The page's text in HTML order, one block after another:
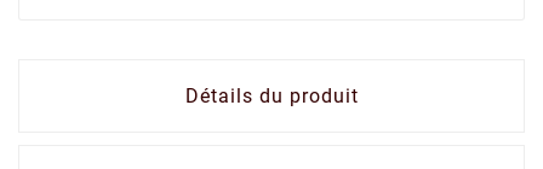
Détails du produit